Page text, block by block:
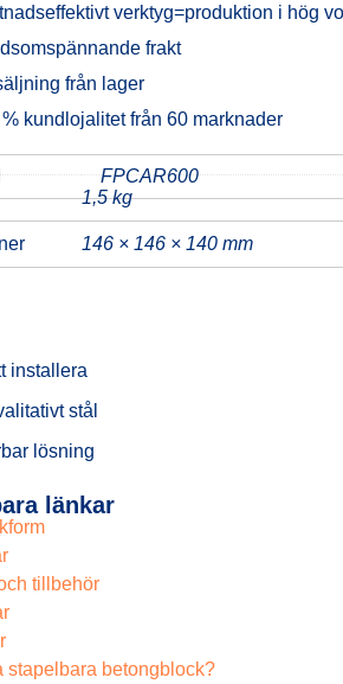
verktyg=produktion i hög
frakt
från lager
kundlojalitet från 60 marknader
FPCAR600
1,5 kg
146 × 146 × 140 mm
installera
stål
lösning
länkar
tillbehör
stapelbara betongblock?